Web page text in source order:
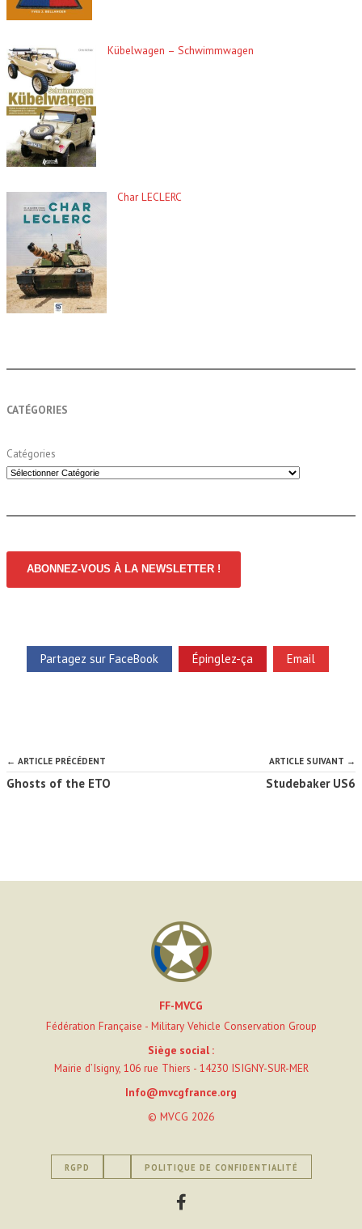
Kübelwagen – Schwimmwagen
Char LECLERC
CATÉGORIES
Catégories
ABONNEZ-VOUS À LA NEWSLETTER !
Partagez sur FaceBook Épinglez-ça Email
← ARTICLE PRÉCÉDENT
Ghosts of the ETO
ARTICLE SUIVANT →
Studebaker US6
FF-MVCG
Fédération Française - Military Vehicle Conservation Group
Siège social :
Mairie d’Isigny, 106 rue Thiers - 14230 ISIGNY-SUR-MER
Info@mvcgfrance.org
© MVCG 2026
RGPD POLITIQUE DE CONFIDENTIALITÉ